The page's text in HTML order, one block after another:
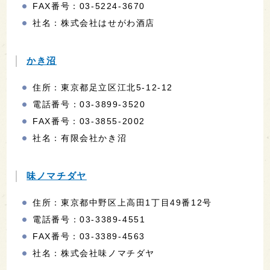
FAX番号：03-5224-3670
社名：株式会社はせがわ酒店
かき沼
住所：東京都足立区江北5-12-12
電話番号：03-3899-3520
FAX番号：03-3855-2002
社名：有限会社かき沼
味ノマチダヤ
住所：東京都中野区上高田1丁目49番12号
電話番号：03-3389-4551
FAX番号：03-3389-4563
社名：株式会社味ノマチダヤ